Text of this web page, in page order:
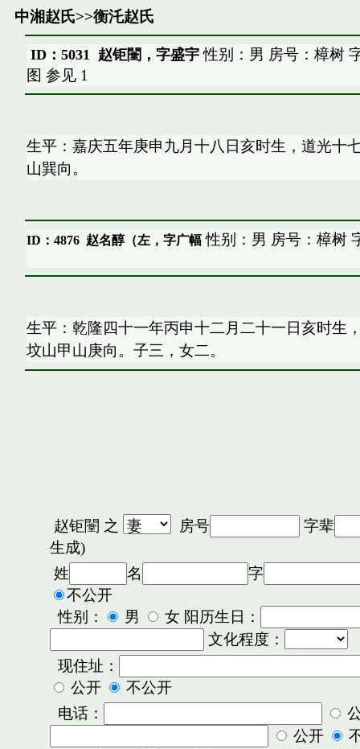
中湘赵氏>>衡汑赵氏
ID：5031 赵钜闛，字盛宇性别：男 房号：樟树
图 参见 1
生平：嘉庆五年庚申九月十八日亥时生，道光十
山巽向。
ID：4876 赵名醇（左，字广幅性别：男 房号：樟树
生平：乾隆四十一年丙申十二月二十一日亥时生
坟山甲山庚向。子三，女二。
赵钜闛 之 房号
字辈
生成)
姓
名
字
不公开
性别：
男
女 阳历生日：
文化程度：
现住址：
公开
不公开
电话：
公开